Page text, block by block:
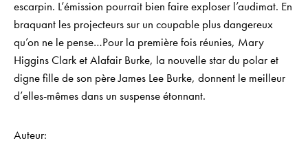
escarpin. L’émission pourrait bien faire exploser l’audimat. En
braquant les projecteurs sur un coupable plus dangereux
qu’on ne le pense…Pour la première fois réunies, Mary
Higgins Clark et Alafair Burke, la nouvelle star du polar et
digne fille de son père James Lee Burke, donnent le meilleur
d’elles-mêmes dans un suspense étonnant.
Auteur